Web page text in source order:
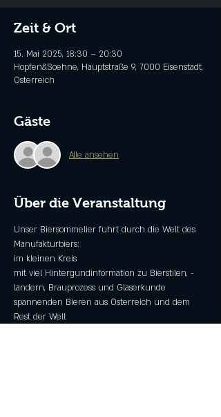
Zeit & Ort
15. Mai 2025, 18:30 – 20:30
Hopfen&Soehne, Hauptstraße 9, 7000 Eisenstadt,
Österreich
Gäste
Alle ansehen
Über die Veranstaltung
Unser Biersommelier führt durch die Welt des
Manufakturbiers:
im kleinen Kreis
mit viel Hintergundinformation zu Bierstilen, -
ländern, Brauprozess und Gläserkunde
spannenden Bieren aus Österreich und dem
Rest der Welt